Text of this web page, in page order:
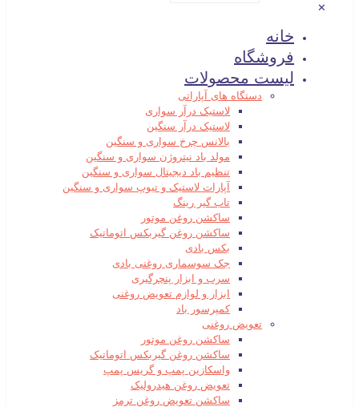
✕
خانه
فروشگاه
لیست محصولات
دستگاه های آپاراتی
لاستیک درآر سواری
لاستیک درآر سنگین
بالانس چرخ سواری و سنگین
مولد باد نیتروژن سواری و سنگین
تنظیم باد دیجیتال سواری و سنگین
آپارات لاستیک و تیوپ سواری و سنگین
تاب گیر رینگ
ساکشن روغن موتور
ساکشن روغن گیربکس اتوماتیک
بکس بادی
جک سوسماری روغنی بادی
سرب و ابزار پنچرگیری
ابزار و لوازم تعویض روغنی
کمپرسور باد
تعویض روغنی
ساکشن روغن موتور
ساکشن روغن گیربکس اتوماتیک
واسکازین پمپ و گریس پمپ
تعویض روغن هیدرولیک
ساکشن تعویض روغن ترمز